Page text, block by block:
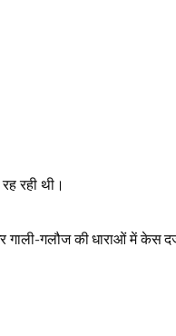
रही थी।
गलौज की धाराओं में केस